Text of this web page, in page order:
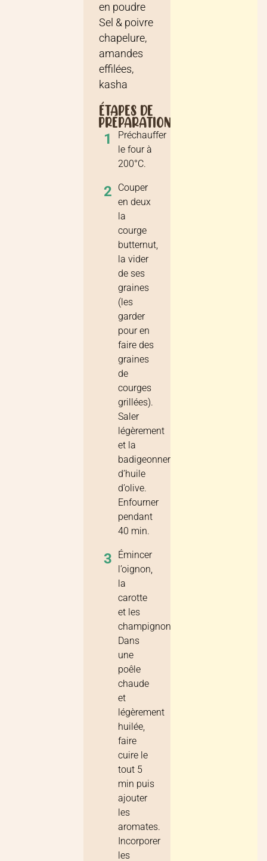
en poudre
Sel & poivre
chapelure,
amandes
effilées,
kasha
ÉTAPES DE
PRÉPARATION
1
Préchauffer
le four à
200°C.
2
Couper
en deux
la
courge
butternut,
la vider
de ses
graines
(les
garder
pour en
faire des
graines
de
courges
grillées).
Saler
légèrement
et la
badigeonner
d’huile
d’olive.
Enfourner
pendant
40 min.
3
Émincer
l’oignon,
la
carotte
et les
champignons.
Dans
une
poêle
chaude
et
légèrement
huilée,
faire
cuire le
tout 5
min puis
ajouter
les
aromates.
Incorporer
les